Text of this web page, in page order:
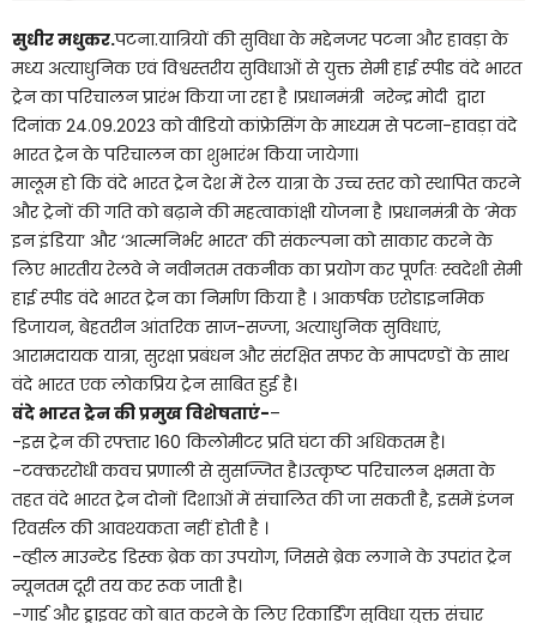
सुधीर मधुकर.पटना.यात्रियों की सुविधा के मद्देनजर पटना और हावड़ा के
मध्य अत्याधुनिक एवं विश्वस्तरीय सुविधाओं से युक्त सेमी हाई स्पीड वंदे भारत
ट्रेन का परिचालन प्रारंभ किया जा रहा है ।प्रधानमंत्री नरेन्द्र मोदी द्वारा
दिनांक 24.09.2023 को वीडियो कांफ्रेसिंग के माध्यम से पटना-हावड़ा वंदे
भारत ट्रेन के परिचालन का शुभारंभ किया जायेगा।
मालूम हो कि वंदे भारत ट्रेन देश में रेल यात्रा के उच्च स्तर को स्थापित करने
और ट्रेनों की गति को बढ़ाने की महत्वाकांक्षी योजना है ।प्रधानमंत्री के ‘मेक
इन इंडिया‘ और ‘आत्मनिर्भर भारत‘ की संकल्पना को साकार करने के
लिए भारतीय रेलवे ने नवीनतम तकनीक का प्रयोग कर पूर्णतः स्वदेशी सेमी
हाई स्पीड वंदे भारत ट्रेन का निर्माण किया है । आकर्षक एरोडाइनमिक
डिजायन, बेहतरीन आंतरिक साज-सज्जा, अत्याधुनिक सुविधाएं,
आरामदायक यात्रा, सुरक्षा प्रबंधन और संरक्षित सफर के मापदण्डों के साथ
वंदे भारत एक लोकप्रिय ट्रेन साबित हुई है।
वंदे भारत ट्रेन की प्रमुख विशेषताएं-–
-इस ट्रेन की रफ्तार 160 किलोमीटर प्रति घंटा की अधिकतम है।
-टक्कररोधी कवच प्रणाली से सुसज्जित है।उत्कृष्ट परिचालन क्षमता के
तहत वंदे भारत ट्रेन दोनों दिशाओं में संचालित की जा सकती है, इसमें इंजन
रिवर्सल की आवश्यकता नहीं होती है ।
-व्हील माउन्टेड डिस्क ब्रेक का उपयोग, जिससे ब्रेक लगाने के उपरांत ट्रेन
न्यूनतम दूरी तय कर रूक जाती है।
-गार्ड और ड्राइवर को बात करने के लिए रिकार्डिंग सुविधा युक्त संचार